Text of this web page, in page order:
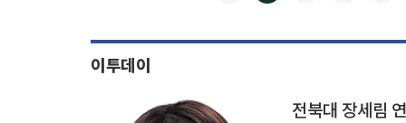
이투데이
전북대 장세림